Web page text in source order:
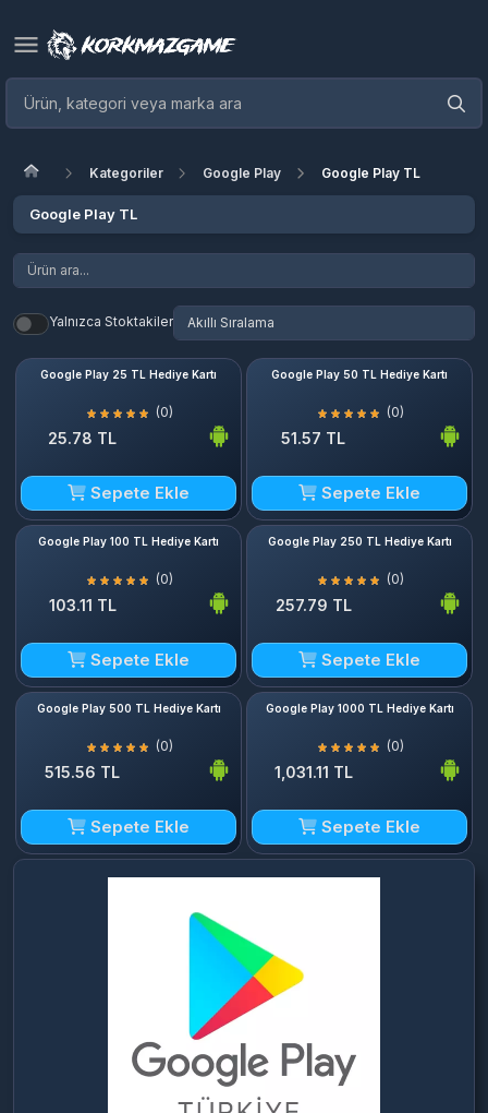
Kategoriler Google Play Google Play TL
Google Play TL
Yalnızca Stoktakiler
Google Play 25 TL Hediye Kartı
(0)
25.78 TL
Sepete Ekle
Google Play 50 TL Hediye Kartı
(0)
51.57 TL
Sepete Ekle
Google Play 100 TL Hediye Kartı
(0)
103.11 TL
Sepete Ekle
Google Play 250 TL Hediye Kartı
(0)
257.79 TL
Sepete Ekle
Google Play 500 TL Hediye Kartı
(0)
515.56 TL
Sepete Ekle
Google Play 1000 TL Hediye Kartı
(0)
1,031.11 TL
Sepete Ekle